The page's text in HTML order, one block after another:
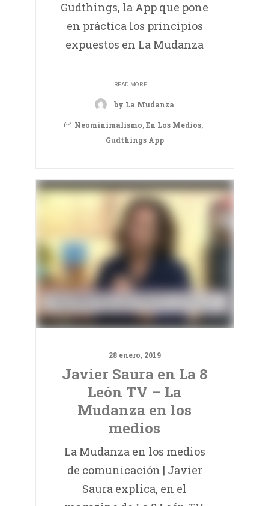
Gudthings, la App que pone
en práctica los principios
expuestos en La Mudanza
READ MORE
by La Mudanza
Neominimalismo,En Los Medios,
Gudthings App
28 enero, 2019
Javier Saura en La 8
León TV – La
Mudanza en los
medios
La Mudanza en los medios
de comunicación | Javier
Saura explica, en el